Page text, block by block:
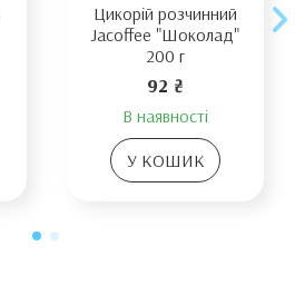
Цикорій розчинний
Jacoffee "Шоколад"
200 г
92 ₴
В наявності
У КОШИК